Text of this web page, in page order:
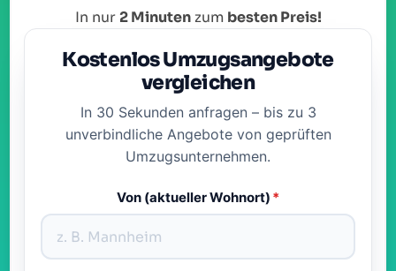
In nur2 Minutenzum besten Preis!
Kostenlos Umzugsangebote
vergleichen
In 30 Sekunden anfragen – bis zu 3
unverbindliche Angebote von geprüften
Umzugsunternehmen.
Von (aktueller Wohnort) *